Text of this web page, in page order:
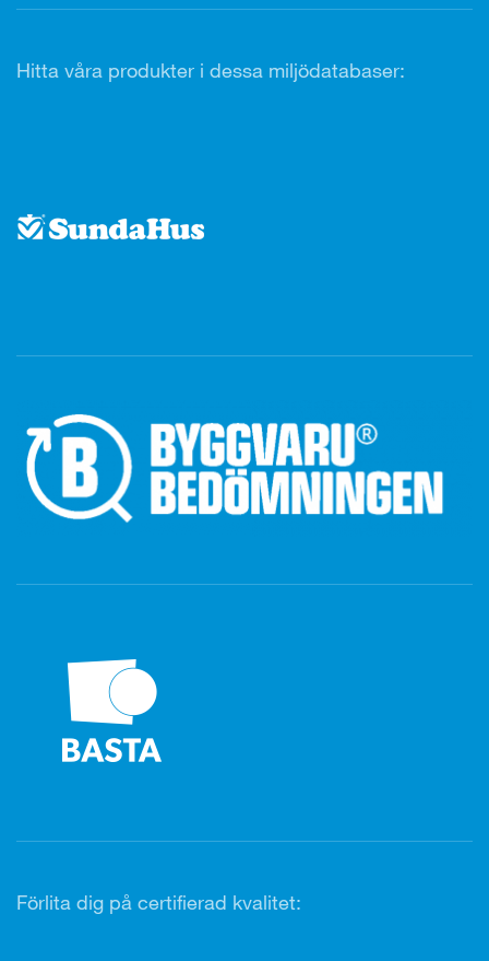
Hitta våra produkter i dessa miljödatabaser:
Förlita dig på certifierad kvalitet: